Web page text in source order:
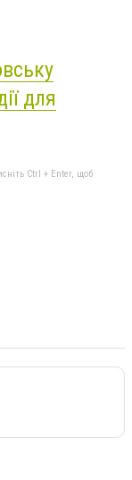
для
Ctrl + Enter, щоб